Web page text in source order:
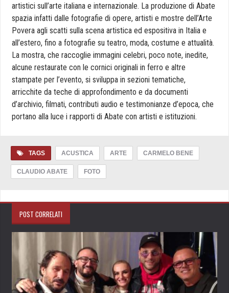
artistici sull’arte italiana e internazionale. La produzione di Abate
spazia infatti dalle fotografie di opere, artisti e mostre dell’Arte
Povera agli scatti sulla scena artistica ed espositiva in Italia e
all’estero, fino a fotografie su teatro, moda, costume e attualità.
La mostra, che raccoglie immagini celebri, poco note, inedite,
alcune restaurate con le cornici originali in ferro e altre
stampate per l’evento, si sviluppa in sezioni tematiche,
arricchite da teche di approfondimento e da documenti
d’archivio, filmati, contributi audio e testimonianze d’epoca, che
portano alla luce i rapporti di Abate con artisti e istituzioni.
TAGS ACUSTICA ARTE CARMELO BENE
CLAUDIO ABATE FOTO
POST CORRELATI